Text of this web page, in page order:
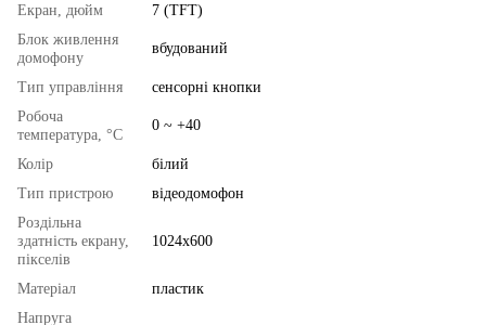
Екран, дюйм
7 (TFT)
Блок живлення
домофону
вбудований
Тип управління
сенсорні кнопки
Робоча
температура, °C
0 ~ +40
Колір
білий
Тип пристрою
відеодомофон
Роздільна
здатність екрану,
пікселів
1024x600
Матеріал
пластик
Напруга